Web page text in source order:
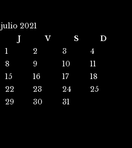
julio 2021
J V S
D
1
2 3
4
8 9 10
11
15 16 17
18
22 23 24
25
29 30 31